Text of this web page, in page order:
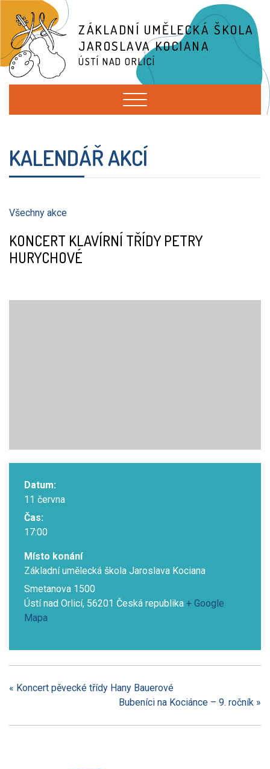
ZÁKLADNÍ UMĚLECKÁ ŠKOLA
JAROSLAVA KOCIANA
ÚSTÍ NAD ORLICÍ
KALENDÁŘ AKCÍ
Všechny akce
KONCERT KLAVÍRNÍ TŘÍDY PETRY
HURYCHOVÉ
Datum:
11 června
Čas:
17:00
Místo konání
Základní umělecká škola Jaroslava Kociana
Smetanova 1500
Ústí nad Orlicí, 56201 Česká republika + Google
Mapa
« Koncert pěvecké třídy Hany Bauerové
Bubeníci na Kociánce – 9. ročník »